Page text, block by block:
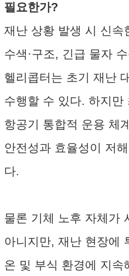
필요한가?
재난 상황 발생 시 신속
수색·구조, 긴급 물자
헬리콥터는 초기 재난
수행할 수 있다. 하지만
항공기 통합적 운용 체
안전성과 효율성이 저
다.
물론 기체 노후 자체가
아니지만, 재난 현장에
온 및 부식 환경에 지속